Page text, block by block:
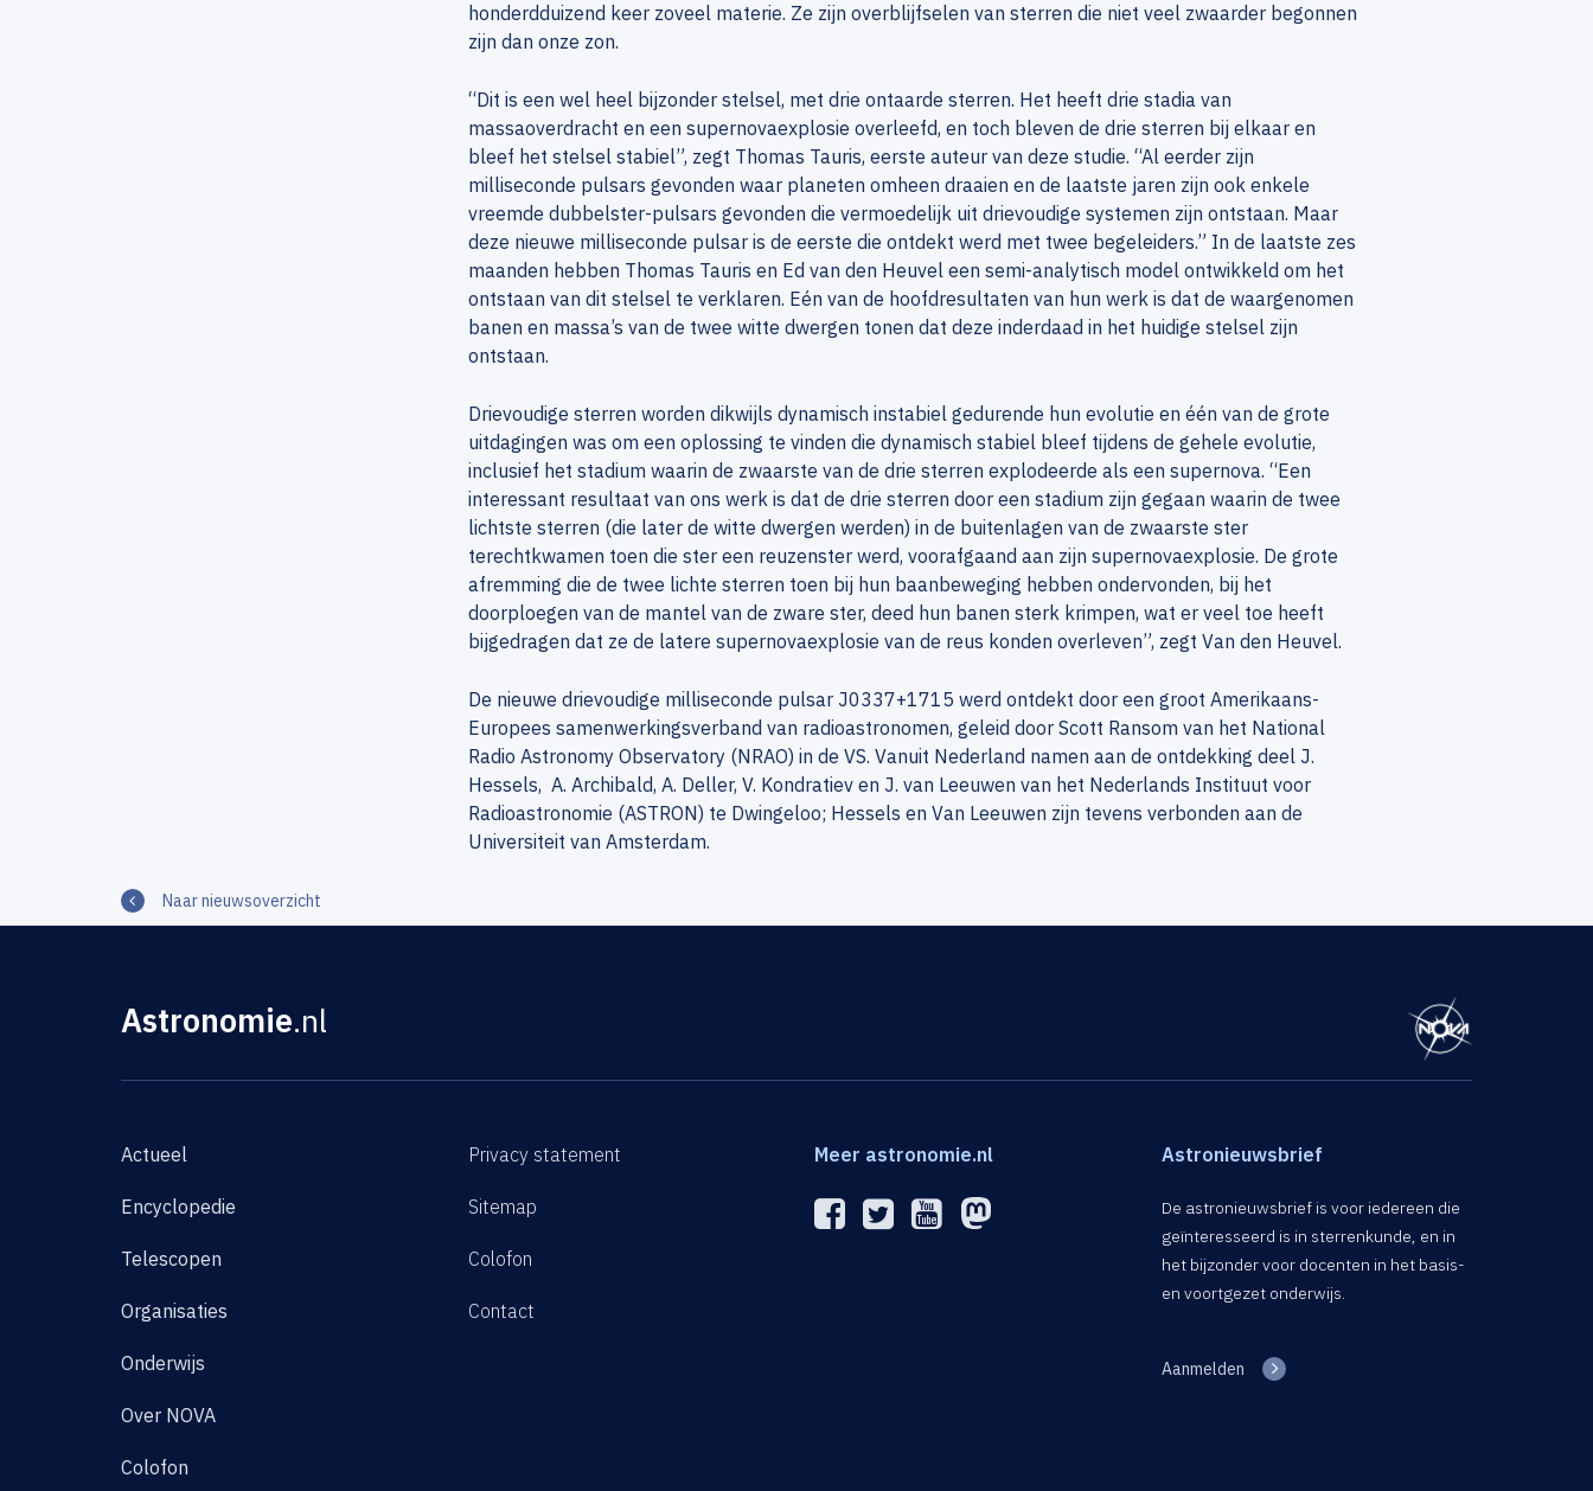
honderdduizend keer zoveel materie. Ze zijn overblijfselen van sterren die niet veel zwaarder begonnen
zijn dan onze zon.
“Dit is een wel heel bijzonder stelsel, met drie ontaarde sterren. Het heeft drie stadia van
massaoverdracht en een supernovaexplosie overleefd, en toch bleven de drie sterren bij elkaar en
bleef het stelsel stabiel”, zegt Thomas Tauris, eerste auteur van deze studie. “Al eerder zijn
milliseconde pulsars gevonden waar planeten omheen draaien en de laatste jaren zijn ook enkele
vreemde dubbelster-pulsars gevonden die vermoedelijk uit drievoudige systemen zijn ontstaan. Maar
deze nieuwe milliseconde pulsar is de eerste die ontdekt werd met twee begeleiders.” In de laatste zes
maanden hebben Thomas Tauris en Ed van den Heuvel een semi-analytisch model ontwikkeld om het
ontstaan van dit stelsel te verklaren. Eén van de hoofdresultaten van hun werk is dat de waargenomen
banen en massa’s van de twee witte dwergen tonen dat deze inderdaad in het huidige stelsel zijn
ontstaan.
Drievoudige sterren worden dikwijls dynamisch instabiel gedurende hun evolutie en één van de grote
uitdagingen was om een oplossing te vinden die dynamisch stabiel bleef tijdens de gehele evolutie,
inclusief het stadium waarin de zwaarste van de drie sterren explodeerde als een supernova. “Een
interessant resultaat van ons werk is dat de drie sterren door een stadium zijn gegaan waarin de twee
lichtste sterren (die later de witte dwergen werden) in de buitenlagen van de zwaarste ster
terechtkwamen toen die ster een reuzenster werd, voorafgaand aan zijn supernovaexplosie. De grote
afremming die de twee lichte sterren toen bij hun baanbeweging hebben ondervonden, bij het
doorploegen van de mantel van de zware ster, deed hun banen sterk krimpen, wat er veel toe heeft
bijgedragen dat ze de latere supernovaexplosie van de reus konden overleven”, zegt Van den Heuvel.
De nieuwe drievoudige milliseconde pulsar J0337+1715 werd ontdekt door een groot Amerikaans-
Europees samenwerkingsverband van radioastronomen, geleid door Scott Ransom van het National
Radio Astronomy Observatory (NRAO) in de VS. Vanuit Nederland namen aan de ontdekking deel J.
Hessels, A. Archibald, A. Deller, V. Kondratiev en J. van Leeuwen van het Nederlands Instituut voor
Radioastronomie (ASTRON) te Dwingeloo; Hessels en Van Leeuwen zijn tevens verbonden aan de
Universiteit van Amsterdam.
Naar nieuwsoverzicht
Astronomie.nl
Actueel
Encyclopedie
Telescopen
Organisaties
Onderwijs
Over NOVA
Colofon
Privacy statement
Sitemap
Colofon
Contact
Meer astronomie.nl Astronieuwsbrief
De astronieuwsbrief is voor iedereen die
geïnteresseerd is in sterrenkunde, en in
het bijzonder voor docenten in het basis-
en voortgezet onderwijs.
Aanmelden